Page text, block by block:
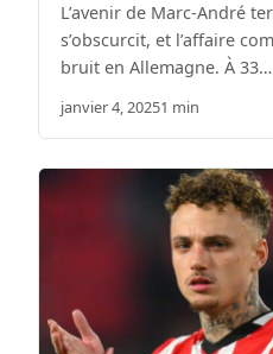
L’avenir de Marc-André
s’obscurcit, et l’affaire
bruit en Allemagne. À 33…
janvier 4, 20251 min